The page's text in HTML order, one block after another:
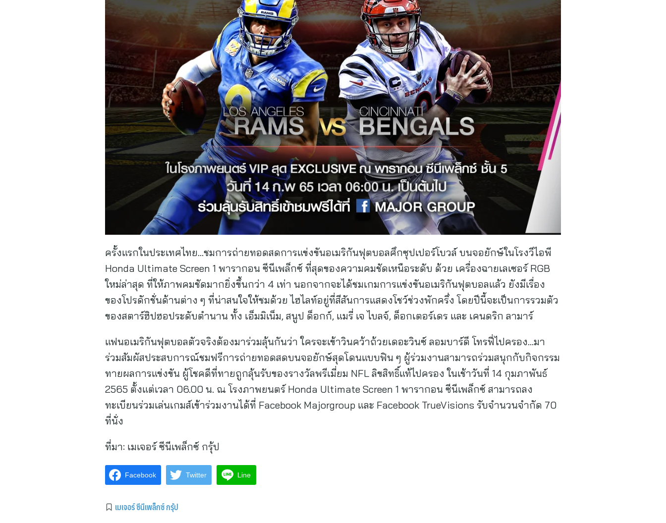
ครั้งแรกในประเทศไทย…ชมการถ่ายทอดสดการแข่งขันอเมริกันฟุตบอลศึกซุปเปอร์โบวล์ บนจอยักษ์ในโรงวีไอพี
Honda Ultimate Screen 1 พารากอน ซีนีเพล็กซ์ ที่สุดของความคมชัดเหนือระดับ ด้วย เครื่องฉายเลเซอร์ RGB
ใหม่ล่าสุด ที่ให้ภาพคมชัดมากยิ่งขึ้นกว่า 4 เท่า นอกจากจะได้ชมเกมการแข่งขันอเมริกันฟุตบอลแล้ว ยังมีเรื่อง
ของโปรดักชั่นด้านต่าง ๆ ที่น่าสนใจให้ชมด้วย ไฮไลท์อยู่ที่สีสันการแสดงโชว์ช่วงพักครึ่ง โดยปีนี้จะเป็นการรวมตัว
ของสตาร์ฮิปฮอประดับตำนาน ทั้ง เอ็มมิเน็ม, สนูป ด็อกก์, แมรี่ เจ ไบลจ์, ด็อกเตอร์เดร และ เคนดริก ลามาร์
แฟนอเมริกันฟุตบอลตัวจริงต้องมาร่วมลุ้นกันว่า ใครจะเข้าวินคว้าถ้วยเดอะวินซ์ ลอมบาร์ดี โทรฟี่ไปครอง…มา
ร่วมสัมผัสประสบการณ์ชมฟรีการถ่ายทอดสดบนจอยักษ์สุดโดนแบบฟิน ๆ ผู้ร่วมงานสามารถร่วมสนุกกับกิจกรรม
ทายผลการแข่งขัน ผู้โชคดีที่ทายถูกลุ้นรับของรางวัลพรีเมี่ยม NFL ลิขสิทธิ์แท้ไปครอง ในเช้าวันที่ 14 กุมภาพันธ์
2565 ตั้งแต่เวลา 06.00 น. ณ โรงภาพยนตร์ Honda Ultimate Screen 1 พารากอน ซีนีเพล็กซ์ สามารถลง
ทะเบียนร่วมเล่นเกมส์เข้าร่วมงานได้ที่ Facebook Majorgroup และ Facebook TrueVisions รับจำนวนจำกัด 70
ที่นั่ง
ที่มา: เมเจอร์ ซีนีเพล็กซ์ กรุ้ป
Facebook Twitter Line
เมเจอร์ ซีนีเพล็กซ์ กรุ้ป